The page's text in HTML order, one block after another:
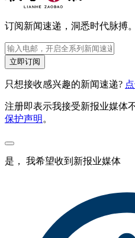
订阅新闻速递，洞悉时代脉搏。
立即订阅
只想接收感兴趣的新闻速递?
注册即表示我接受新报业媒体
保护声明 。
是， 我希望收到新报业媒体